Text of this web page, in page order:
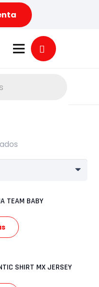
TEAM BABY
SHIRT MX JERSEY